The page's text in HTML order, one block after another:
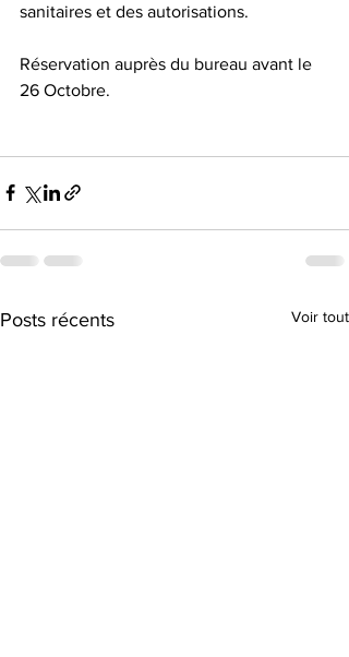
sanitaires et des autorisations.
Réservation auprès du bureau avant le
26 Octobre.
Posts récents Voir tout